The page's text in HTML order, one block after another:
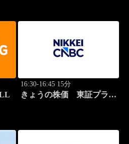
16:30-16:45 15分
きょうの株価 東証プライ